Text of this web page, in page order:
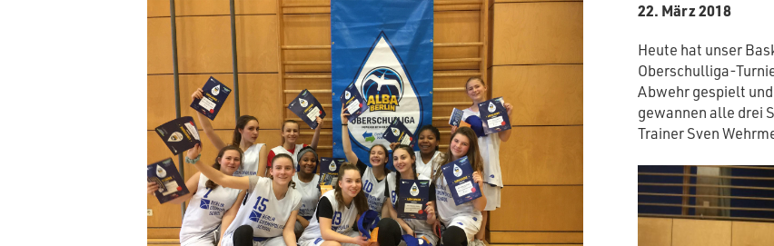
22. März 2018
Heute hat unser
Oberschulliga-
Abwehr gespielt
gewannen alle drei
Trainer Sven